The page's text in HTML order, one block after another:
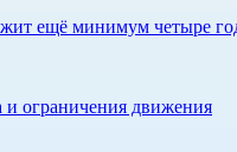
ещё минимум четыре
ограничения движения